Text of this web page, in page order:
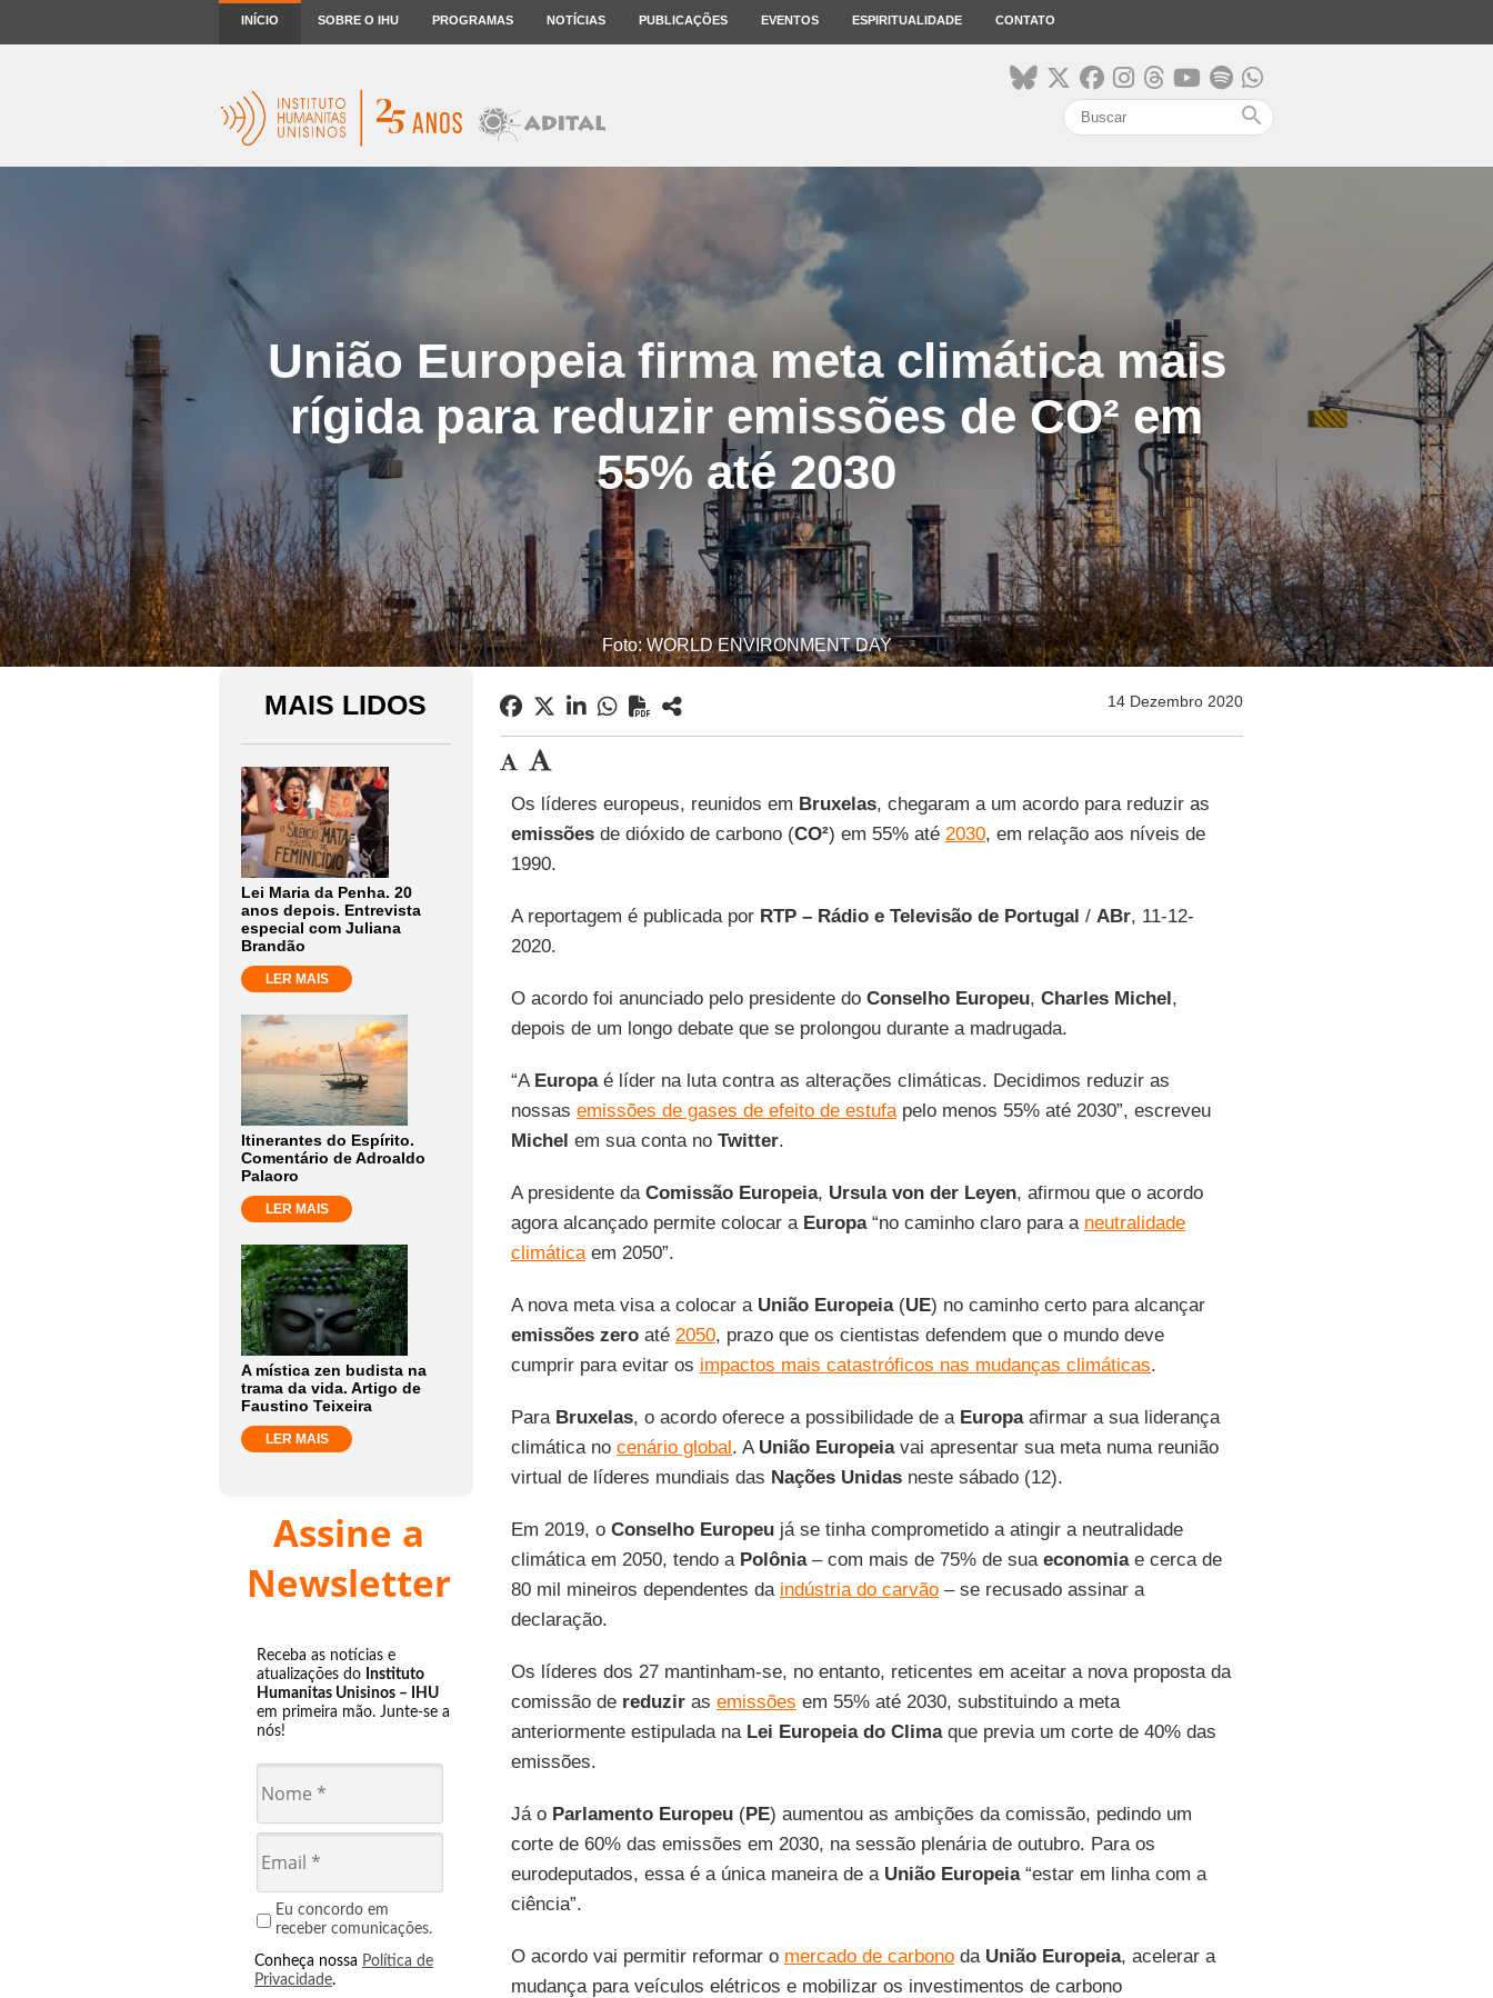
INÍCIO SOBRE O IHU PROGRAMAS NOTÍCIAS PUBLICAÇÕES EVENTOS ESPIRITUALIDADE CONTATO
search
União Europeia firma meta climática mais
rígida para reduzir emissões de CO² em
55% até 2030
Foto: WORLD ENVIRONMENT DAY
MAIS LIDOS
Lei Maria da Penha. 20
anos depois. Entrevista
especial com Juliana
Brandão
LER MAIS
Itinerantes do Espírito.
Comentário de Adroaldo
Palaoro
LER MAIS
A mística zen budista na
trama da vida. Artigo de
Faustino Teixeira
LER MAIS
Assine a
Newsletter
Receba as notícias e
atualizações do Instituto
Humanitas Unisinos – IHU
em primeira mão. Junte-se a
nós!
Eu concordo em
receber comunicações.
Conheça nossa Política de
Privacidade.
14 Dezembro 2020
Os líderes europeus, reunidos em Bruxelas, chegaram a um acordo para reduzir as
emissõesde dióxido de carbono (CO²) em 55% até 2030, em relação aos níveis de
1990.
A reportagem é publicada por RTP – Rádio e Televisão de Portugal / ABr, 11-12-
2020.
O acordo foi anunciado pelo presidente do Conselho Europeu, Charles Michel,
depois de um longo debate que se prolongou durante a madrugada.
“A Europaé líder na luta contra as alterações climáticas. Decidimos reduzir as
nossas emissões de gases de efeito de estufapelo menos 55% até 2030”, escreveu
Michel em sua conta no Twitter.
A presidente da Comissão Europeia, Ursula von der Leyen, afirmou que o acordo
agora alcançado permite colocar a Europa“no caminho claro para a neutralidade
climáticaem 2050”.
A nova meta visa a colocar a União Europeia(UE) no caminho certo para alcançar
emissões zeroaté 2050, prazo que os cientistas defendem que o mundo deve
cumprir para evitar os impactos mais catastróficos nas mudanças climáticas.
Para Bruxelas, o acordo oferece a possibilidade de a Europaafirmar a sua liderança
climática no cenário global. A União Europeiavai apresentar sua meta numa reunião
virtual de líderes mundiais das Nações Unidasneste sábado (12).
Em 2019, o Conselho Europeujá se tinha comprometido a atingir a neutralidade
climática em 2050, tendo a Polônia– com mais de 75% de sua economiae cerca de
80 mil mineiros dependentes da indústria do carvão– se recusado assinar a
declaração.
Os líderes dos 27 mantinham-se, no entanto, reticentes em aceitar a nova proposta da
comissão de reduziras emissões em 55% até 2030, substituindo a meta
anteriormente estipulada na Lei Europeia do Climaque previa um corte de 40% das
emissões.
Já o Parlamento Europeu(PE) aumentou as ambições da comissão, pedindo um
corte de 60% das emissões em 2030, na sessão plenária de outubro. Para os
eurodeputados, essa é a única maneira de a União Europeia“estar em linha com a
ciência”.
O acordo vai permitir reformar o mercado de carbonoda União Europeia, acelerar a
mudança para veículos elétricos e mobilizar os investimentos de carbono